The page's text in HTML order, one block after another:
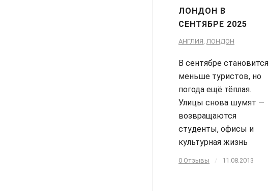
ЛОНДОН В
СЕНТЯБРЕ 2025
АНГЛИЯ ЛОНДОН
В сентябре становится
меньше туристов, но
погода ещё тёплая.
Улицы снова шумят —
возвращаются
студенты, офисы и
культурная жизнь
0 Отзывы / 11.08.2013